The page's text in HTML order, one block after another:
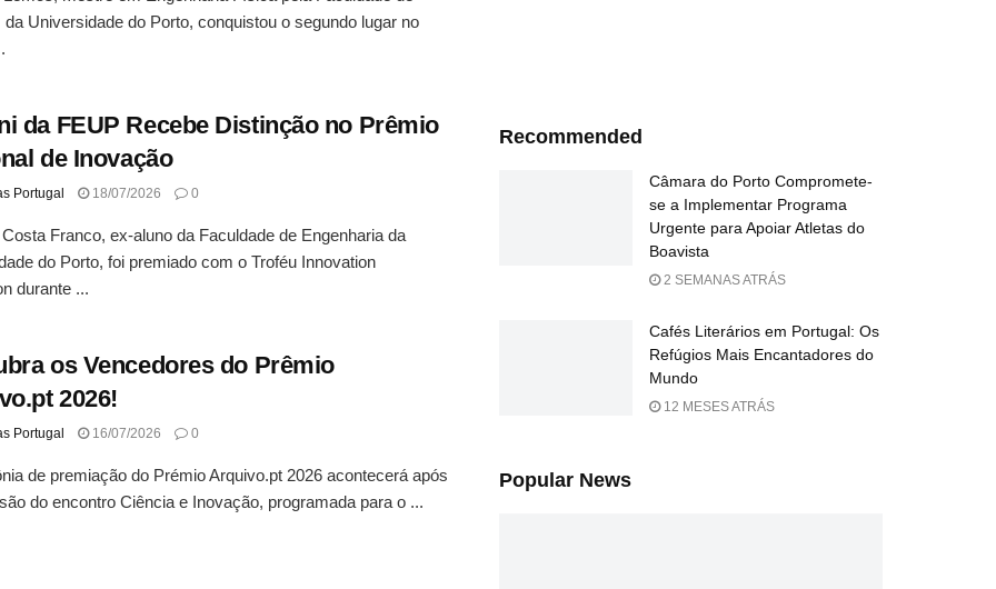
da Universidade do Porto, conquistou o segundo lugar no
da FEUP Recebe Distinção no Prêmio
de Inovação
Portugal 18/07/2026 0
Franco, ex-aluno da Faculdade de Engenharia da
do Porto, foi premiado com o Troféu Innovation
durante ...
os Vencedores do Prêmio
2026!
Portugal 16/07/2026 0
de premiação do Prémio Arquivo.pt 2026 acontecerá após
do encontro Ciência e Inovação, programada para o ...
Recommended
Câmara do Porto Compromete-
se a Implementar Programa
Urgente para Apoiar Atletas do
Boavista
2 SEMANAS ATRÁS
Cafés Literários em Portugal: Os
Refúgios Mais Encantadores do
Mundo
12 MESES ATRÁS
Popular News